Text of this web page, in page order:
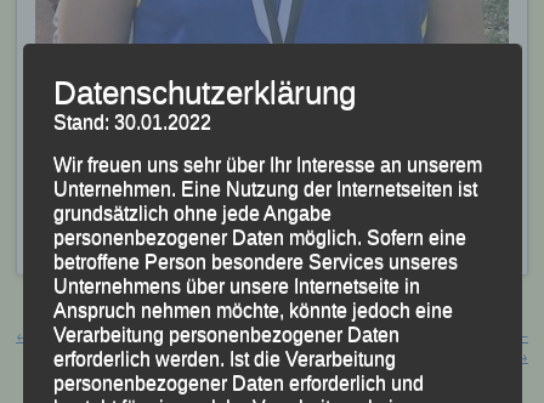
Gold für Jonathan Schubert beim Hammerseelauf
2024
Foto:K.S.
VeröffentlichtinAktuelles,Archiv 2024
Bodenwöhr,Hammerseelauf,Jonathan Schubert
Beitragsnavigation
← Holz lebt . . . .
39. Int. Gäuboden-Volksfest-Lauf –
Straubing, 15.08.2024
→
Datenschutzerklärung
Stand: 30.01.2022
Wir freuen uns sehr über Ihr Interesse an unserem
Unternehmen. Eine Nutzung der Internetseiten ist
grundsätzlich ohne jede Angabe
personenbezogener Daten möglich. Sofern eine
betroffene Person besondere Services unseres
Unternehmens über unsere Internetseite in
Anspruch nehmen möchte, könnte jedoch eine
Verarbeitung personenbezogener Daten
erforderlich werden. Ist die Verarbeitung
personenbezogener Daten erforderlich und